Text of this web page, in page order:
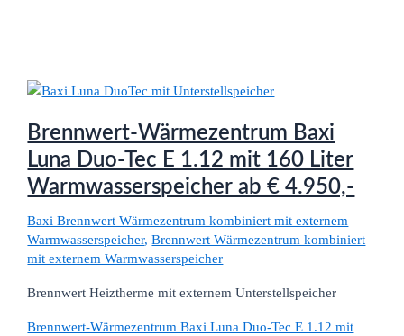
Brennwert-Wärmezentrum Baxi
Luna Duo-Tec E 1.12 mit 160 Liter
Warmwasserspeicher ab € 4.950,-
Baxi Brennwert Wärmezentrum kombiniert mit externem
Warmwasserspeicher,Brennwert Wärmezentrum kombiniert
mit externem Warmwasserspeicher
Brennwert Heiztherme mit externem Unterstellspeicher
Brennwert-Wärmezentrum Baxi Luna Duo-Tec E 1.12 mit